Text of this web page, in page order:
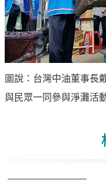
網
站
覽
見
圖說：台灣中油董事長
與民眾一同參與淨灘活